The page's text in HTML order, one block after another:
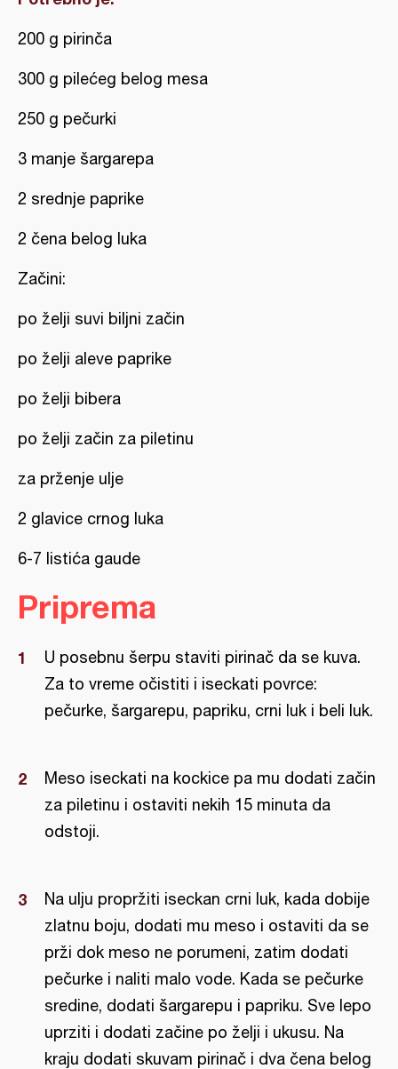
200 g pirinča
300 g pilećeg belog mesa
250 g pečurki
3 manje šargarepa
2 srednje paprike
2 čena belog luka
Začini:
po želji suvi biljni začin
po želji aleve paprike
po želji bibera
po želji začin za piletinu
za prženje ulje
2 glavice crnog luka
6-7 listića gaude
Priprema
U posebnu šerpu staviti pirinač da se kuva.
Za to vreme očistiti i iseckati povrce:
pečurke, šargarepu, papriku, crni luk i beli luk.
Meso iseckati na kockice pa mu dodati začin
za piletinu i ostaviti nekih 15 minuta da
odstoji.
Na ulju propržiti iseckan crni luk, kada dobije
zlatnu boju, dodati mu meso i ostaviti da se
prži dok meso ne porumeni, zatim dodati
pečurke i naliti malo vode. Kada se pečurke
sredine, dodati šargarepu i papriku. Sve lepo
uprziti i dodati začine po želji i ukusu. Na
kraju dodati skuvam pirinač i dva čena belog